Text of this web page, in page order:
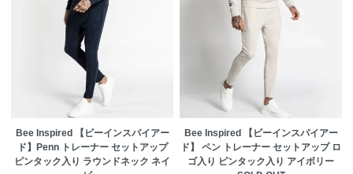
Bee Inspired 【ビーインスパイアー
ド】Penn トレーナー セットアップ
ピンタック入り ラウンドネック ネイ
Bee Inspired 【ビーインスパイアー
ド】 ペン トレーナー セットアップ ロ
ゴ入り ピンタック入り アイボリー